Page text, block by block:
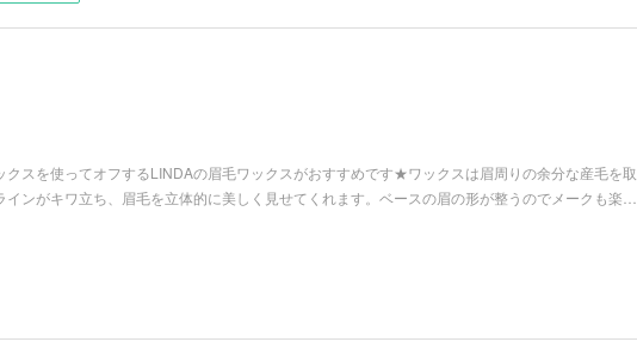
クスを使ってオフするLINDAの眉毛ワックスがおすすめです★ワックスは眉周りの余分な産毛を取
インがキワ立ち、眉毛を立体的に美しく見せてくれます。ベースの眉の形が整うのでメークも楽…